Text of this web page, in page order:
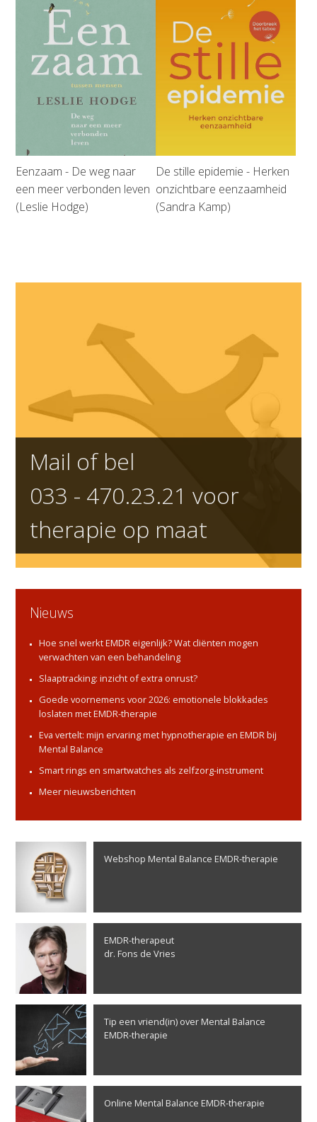
Eenzaam - De weg naar
een meer verbonden leven
(Leslie Hodge)
De stille epidemie - Herken
onzichtbare eenzaamheid
(Sandra Kamp)
Mail of bel
033 - 470.23.21 voor
therapie op maat
Nieuws
Hoe snel werkt EMDR eigenlijk? Wat cliënten mogen
verwachten van een behandeling
Slaaptracking: inzicht of extra onrust?
Goede voornemens voor 2026: emotionele blokkades
loslaten met EMDR-therapie
Eva vertelt: mijn ervaring met hypnotherapie en EMDR bij
Mental Balance
Smart rings en smartwatches als zelfzorg-instrument
Meer nieuwsberichten
Webshop Mental Balance EMDR-therapie
EMDR-therapeut
dr. Fons de Vries
Tip een vriend(in) over Mental Balance
EMDR-therapie
Online Mental Balance EMDR-therapie